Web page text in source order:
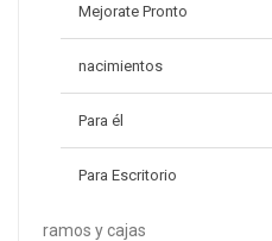
Mejorate Pronto
nacimientos
Para él
Para Escritorio
ramos y cajas